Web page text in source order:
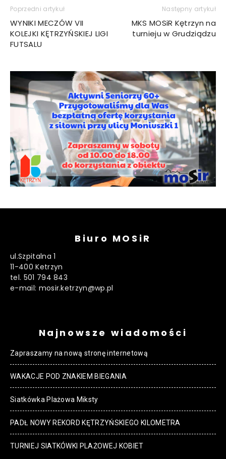
Poprzedni artykuł
WYNIKI MECZÓW VII
KOLEJKI KĘTRZYŃSKIEJ LIGI
FUTSALU
Następny artykuł
MKS MOSiR Kętrzyn na
turnieju w Grudziądzu
Biuro MOSiR
ul.Szpitalna 1
11-400 Ketrzyn
tel. 501 794 843
e-mail: mosir.ketrzyn@wp.pl
Najnowsze wiadomości
Zapraszamy na nową stronę internetową
WAKACJE POD ZNAKIEM BIEGANIA
Siatkówka Plażowa Miksty
PADŁ NOWY REKORD KĘTRZYŃSKIEGO KILOMETRA
TURNIEJ SIATKÓWKI PLAŻOWEJ KOBIET